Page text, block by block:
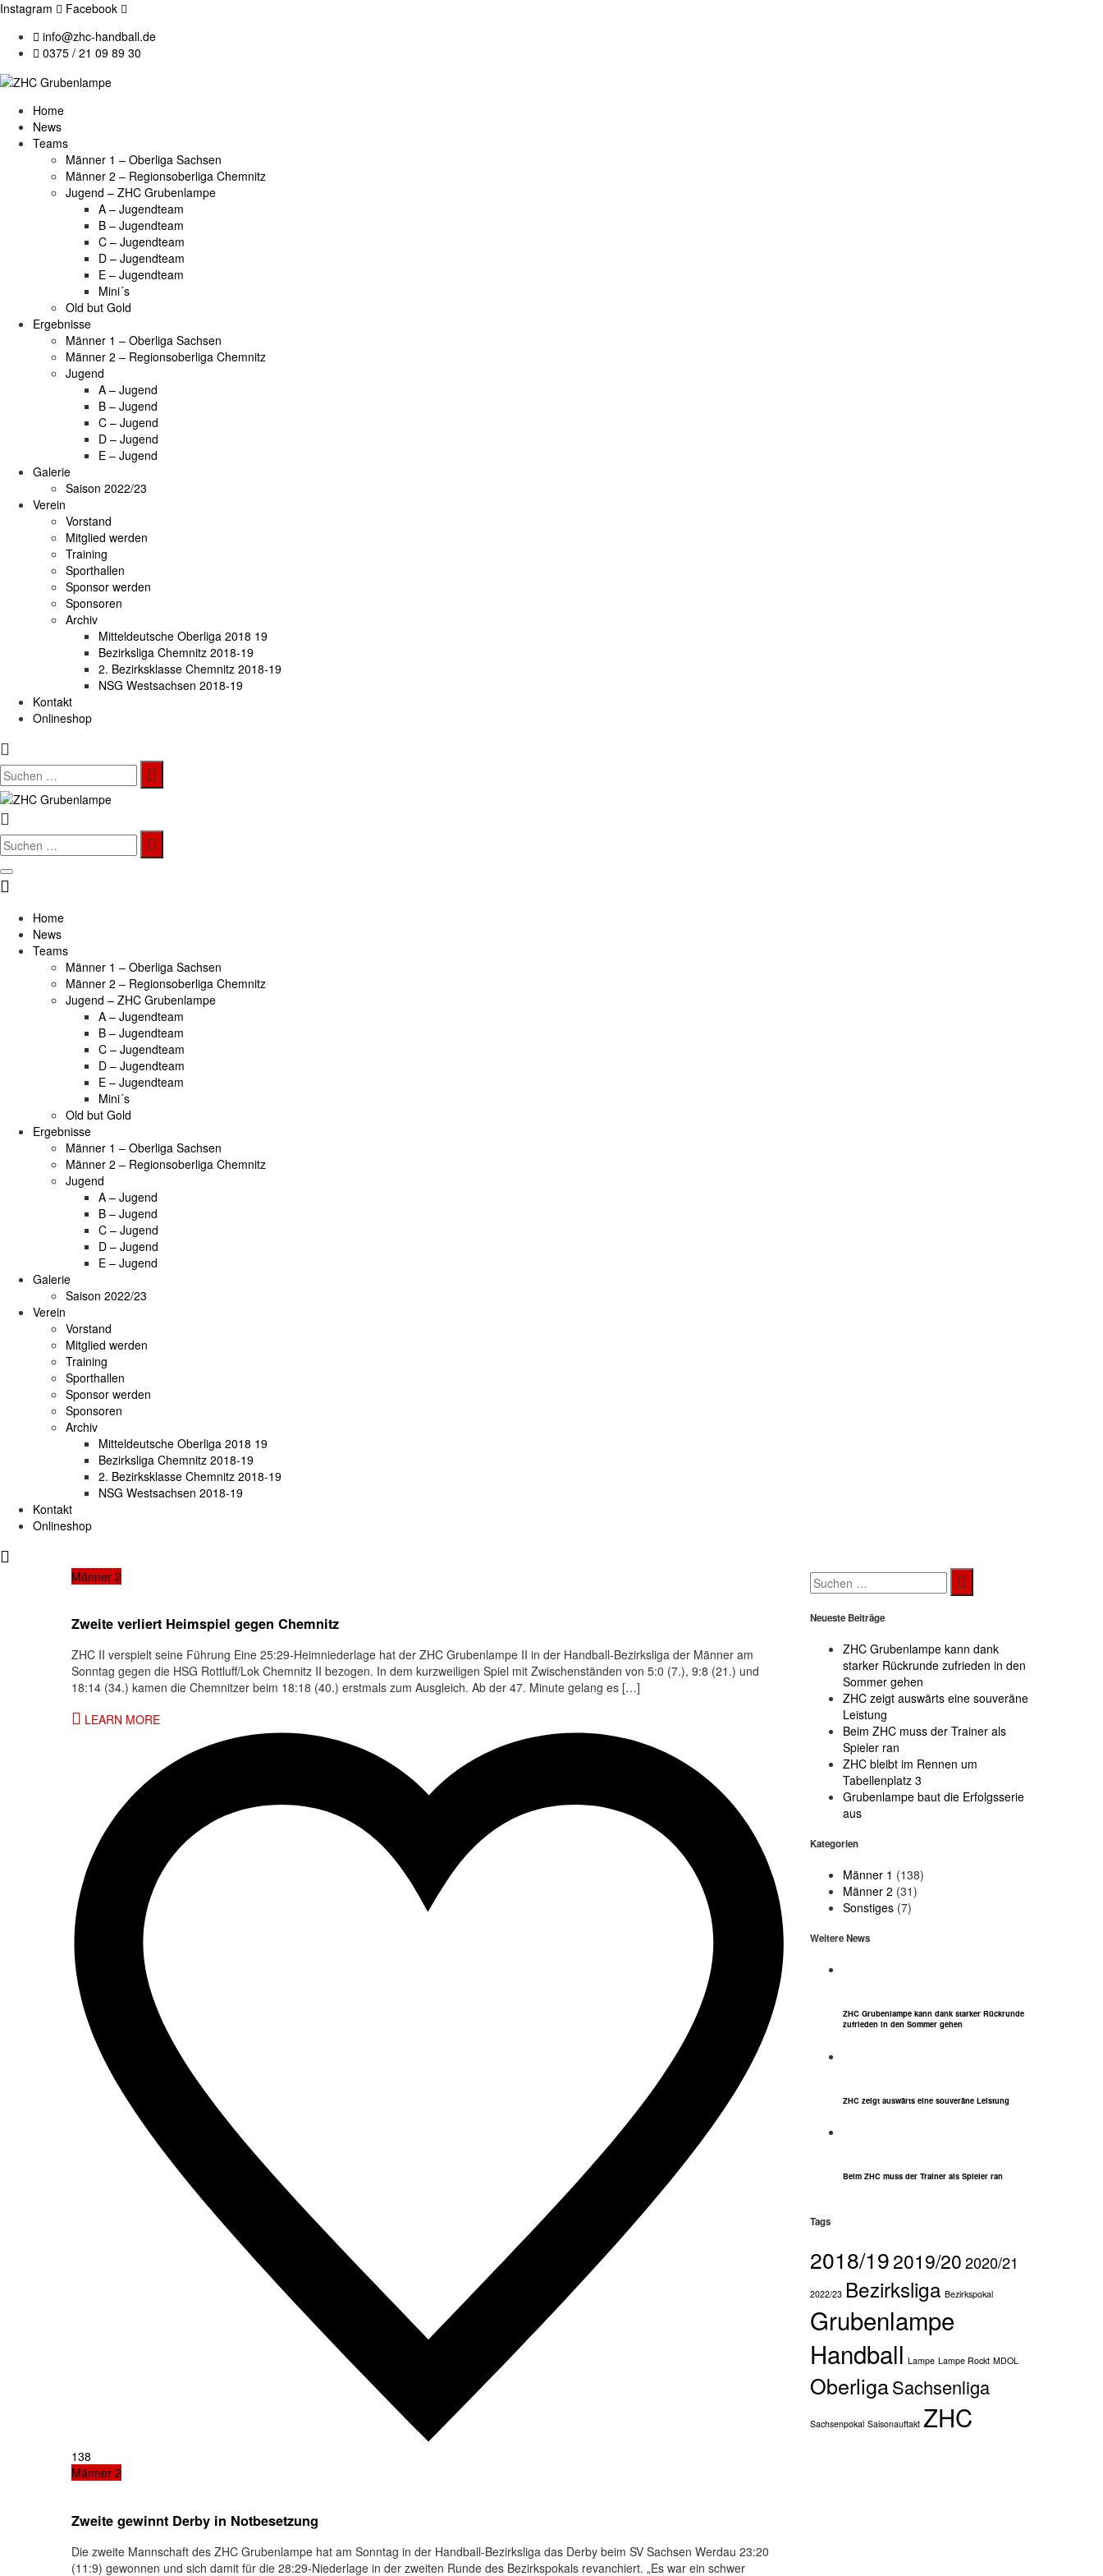
Instagram
Facebook
info@zhc-handball.de
0375 / 21 09 89 30
Home
News
Teams
Männer 1 – Oberliga Sachsen
Männer 2 – Regionsoberliga Chemnitz
Jugend – ZHC Grubenlampe
A – Jugendteam
B – Jugendteam
C – Jugendteam
D – Jugendteam
E – Jugendteam
Mini´s
Old but Gold
Ergebnisse
Männer 1 – Oberliga Sachsen
Männer 2 – Regionsoberliga Chemnitz
Jugend
A – Jugend
B – Jugend
C – Jugend
D – Jugend
E – Jugend
Galerie
Saison 2022/23
Verein
Vorstand
Mitglied werden
Training
Sporthallen
Sponsor werden
Sponsoren
Archiv
Mitteldeutsche Oberliga 2018 19
Bezirksliga Chemnitz 2018-19
2. Bezirksklasse Chemnitz 2018-19
NSG Westsachsen 2018-19
Kontakt
Onlineshop
Search
for:
Search
for:
Home
News
Teams
Männer 1 – Oberliga Sachsen
Männer 2 – Regionsoberliga Chemnitz
Jugend – ZHC Grubenlampe
A – Jugendteam
B – Jugendteam
C – Jugendteam
D – Jugendteam
E – Jugendteam
Mini´s
Old but Gold
Ergebnisse
Männer 1 – Oberliga Sachsen
Männer 2 – Regionsoberliga Chemnitz
Jugend
A – Jugend
B – Jugend
C – Jugend
D – Jugend
E – Jugend
Galerie
Saison 2022/23
Verein
Vorstand
Mitglied werden
Training
Sporthallen
Sponsor werden
Sponsoren
Archiv
Mitteldeutsche Oberliga 2018 19
Bezirksliga Chemnitz 2018-19
2. Bezirksklasse Chemnitz 2018-19
NSG Westsachsen 2018-19
Kontakt
Onlineshop
Männer 2
Zweite verliert Heimspiel gegen Chemnitz
ZHC II verspielt seine Führung Eine 25:29-Heimniederlage hat der ZHC Grubenlampe II in der Handball-Bezirksliga der Männer am
Sonntag gegen die HSG Rottluff/Lok Chemnitz II bezogen. In dem kurzweiligen Spiel mit Zwischenständen von 5:0 (7.), 9:8 (21.) und
18:14 (34.) kamen die Chemnitzer beim 18:18 (40.) erstmals zum Ausgleich. Ab der 47. Minute gelang es […]
LEARN MORE
138
Männer 2
Zweite gewinnt Derby in Notbesetzung
Die zweite Mannschaft des ZHC Grubenlampe hat am Sonntag in der Handball-Bezirksliga das Derby beim SV Sachsen Werdau 23:20
(11:9) gewonnen und sich damit für die 28:29-Niederlage in der zweiten Runde des Bezirkspokals revanchiert. „Es war ein schwer
Search
for:
Neueste Beiträge
ZHC Grubenlampe kann dank
starker Rückrunde zufrieden in den
Sommer gehen
ZHC zeigt auswärts eine souveräne
Leistung
Beim ZHC muss der Trainer als
Spieler ran
ZHC bleibt im Rennen um
Tabellenplatz 3
Grubenlampe baut die Erfolgsserie
aus
Kategorien
Männer 1 (138)
Männer 2 (31)
Sonstiges (7)
Weitere News
ZHC Grubenlampe kann dank starker Rückrunde
zufrieden in den Sommer gehen
ZHC zeigt auswärts eine souveräne Leistung
Beim ZHC muss der Trainer als Spieler ran
Tags
2018/192019/202020/21
2022/23 Bezirksliga Bezirkspokal
Grubenlampe
Handball Lampe Lampe Rockt MDOL
OberligaSachsenliga
Sachsenpokal Saisonauftakt ZHC